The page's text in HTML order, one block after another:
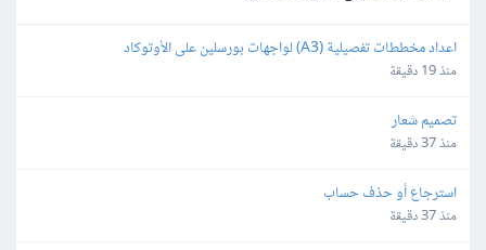
اعداد مخططات تفصيلية (A3) لواجهات بورسلين على الأوتوكاد
منذ 19 دقيقة
تصميم شعار
منذ 37 دقيقة
استرجاع أو حذف حساب
منذ 37 دقيقة